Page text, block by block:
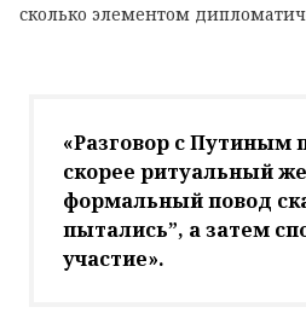
сколько элементом
«Разговор с Путиным
скорее ритуальный
формальный повод
пытались”, а затем
участие».